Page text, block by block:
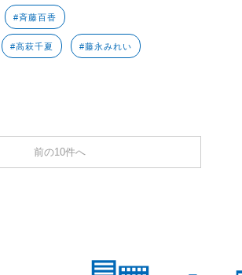
#斉藤百香
#高萩千夏 #藤永みれい
前の10件へ